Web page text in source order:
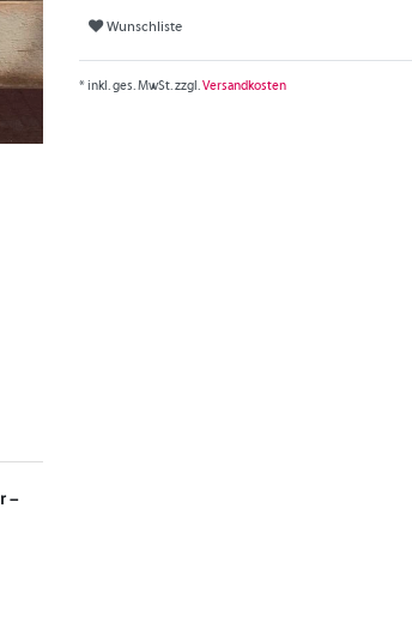
Wunschliste
* inkl. ges. MwSt. zzgl.Versandkosten
–